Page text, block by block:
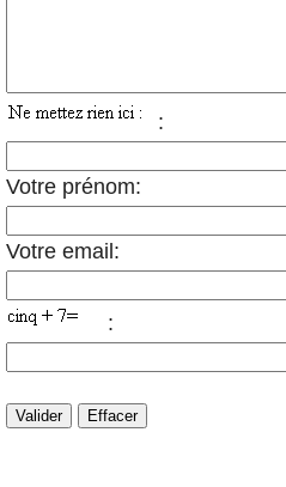
:
Votre prénom:
Votre email:
: